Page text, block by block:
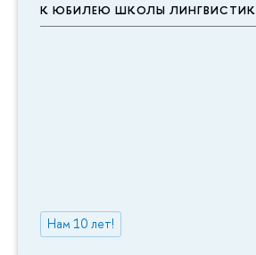
К ЮБИЛЕЮ ШКОЛЫ
Нам 10 лет!